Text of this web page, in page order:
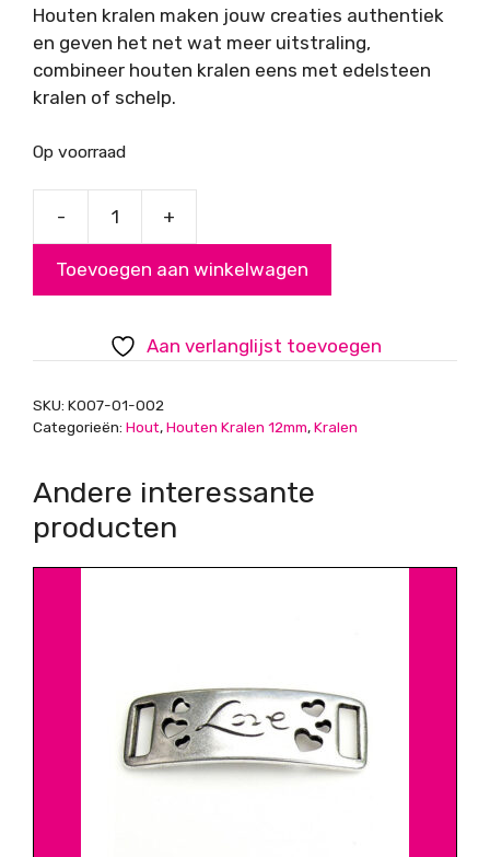
Houten kralen maken jouw creaties authentiek
en geven het net wat meer uitstraling,
combineer houten kralen eens met edelsteen
kralen of schelp.
Op voorraad
-
champagne,
aantal
+
Toevoegen aan winkelwagen
Aan verlanglijst toevoegen
SKU: K007-01-002
Categorieën: Hout,Houten Kralen 12mm,Kralen
Andere interessante
producten